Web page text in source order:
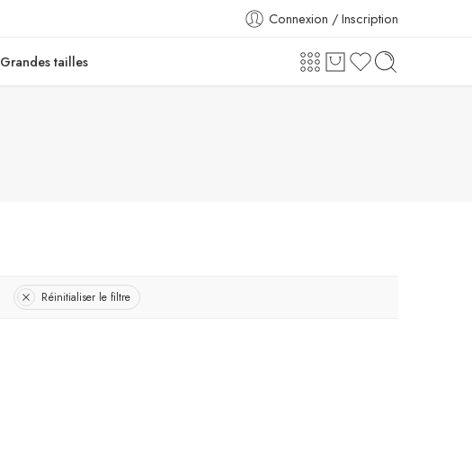
Connexion / Inscription
Grandes tailles
Réinitialiser le filtre